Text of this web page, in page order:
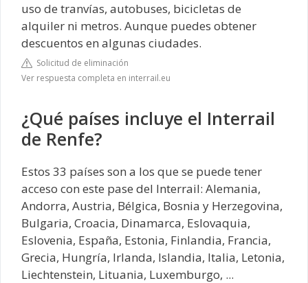
uso de tranvías, autobuses, bicicletas de
alquiler ni metros. Aunque puedes obtener
descuentos en algunas ciudades.
Solicitud de eliminación
Ver respuesta completa en interrail.eu
¿Qué países incluye el Interrail
de Renfe?
Estos 33 países son a los que se puede tener
acceso con este pase del Interrail: Alemania,
Andorra, Austria, Bélgica, Bosnia y Herzegovina,
Bulgaria, Croacia, Dinamarca, Eslovaquia,
Eslovenia, España, Estonia, Finlandia, Francia,
Grecia, Hungría, Irlanda, Islandia, Italia, Letonia,
Liechtenstein, Lituania, Luxemburgo, ...